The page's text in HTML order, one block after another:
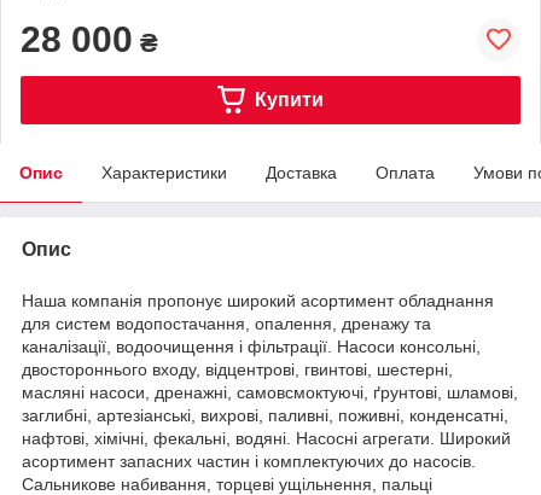
28 000 ₴
Купити
Опис Характеристики Доставка Оплата Умови
Опис
Наша компанія пропонує широкий асортимент обладнання
для систем водопостачання, опалення, дренажу та
каналізації, водоочищення і фільтрації. Насоси консольні,
двостороннього входу, відцентрові, гвинтові, шестерні,
масляні насоси, дренажні, самовсмоктуючі, ґрунтові, шламові,
заглибні, артезіанські, вихрові, паливні, поживні, конденсатні,
нафтові, хімічні, фекальні, водяні. Насосні агрегати. Широкий
асортимент запасних частин і комплектуючих до насосів.
Сальникове набивання, торцеві ущільнення, пальці